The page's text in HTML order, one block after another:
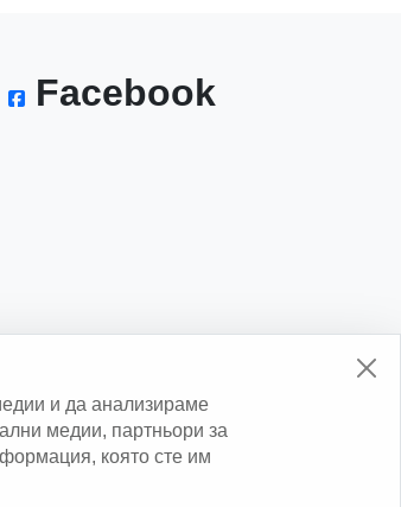
Facebook
и да анализираме
медии, партньори за
която сте им